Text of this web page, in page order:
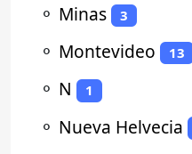
⚬ Minas 3
⚬ Montevideo 13
⚬ N 1
⚬ Nueva Helvecia